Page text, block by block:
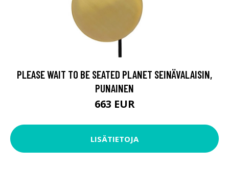
PLEASE WAIT TO BE SEATED PLANET SEINÄVALAISIN,
PUNAINEN
663 EUR
LISÄTIETOJA